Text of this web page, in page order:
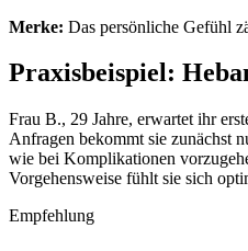
Merke: Das persönliche Gefühl
Praxisbeispiel:
Frau B., 29 Jahre, erwartet ihr
Anfragen bekommt sie zunächst
wie bei Komplikationen
Vorgehensweise fühlt sie sich
Empfehlung